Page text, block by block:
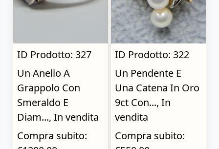
ID Prodotto: 327
Un Anello A
Grappolo Con
Smeraldo E
Diam..., In vendita
Compra subito:
ID Prodotto: 322
Un Pendente E
Una Catena In Oro
9ct Con..., In
vendita
Compra subito: